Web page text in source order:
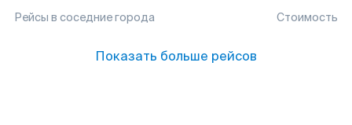
Рейсы в соседние города Стоимость
Показать больше рейсов